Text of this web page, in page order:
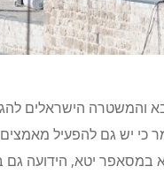
והמשטרה הישראלים
כי יש גם להפעיל
במסאפר יטא, הידועה גם